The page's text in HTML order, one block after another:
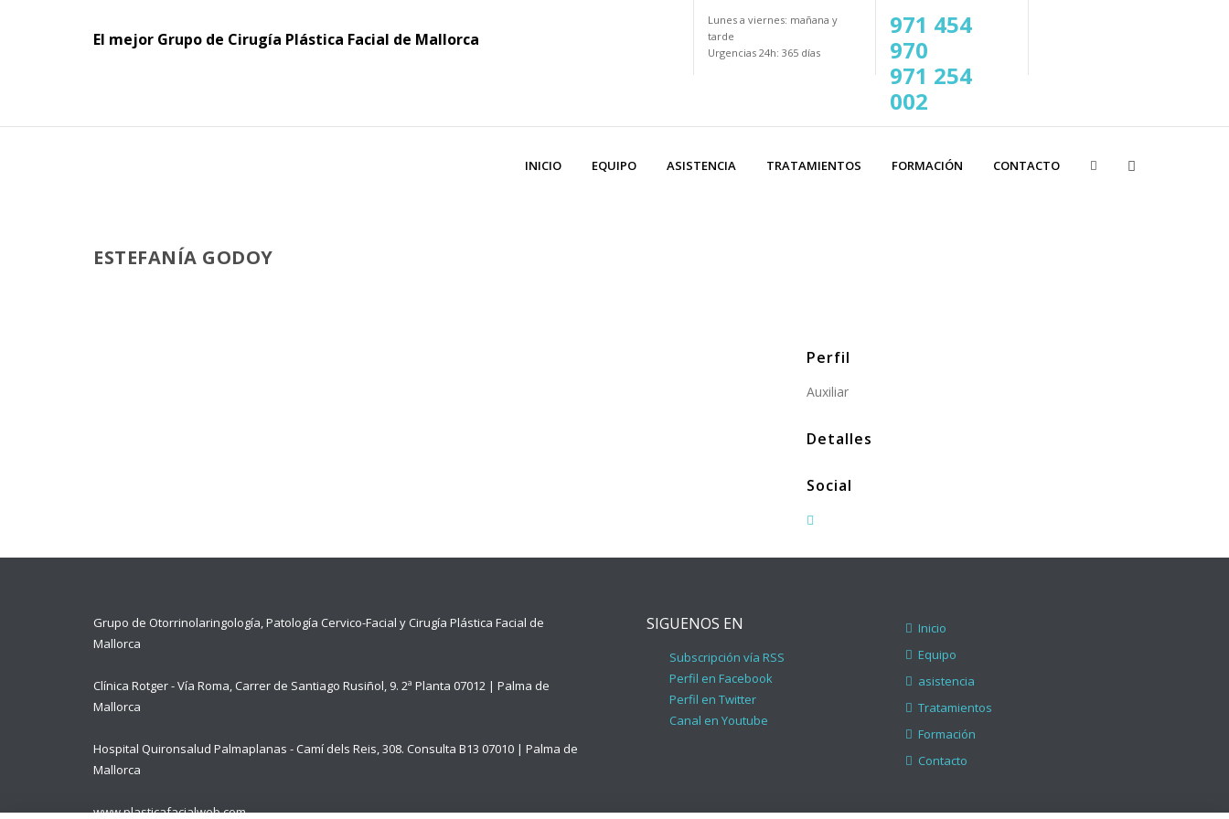
El mejor Grupo de Cirugía Plástica Facial de Mallorca
971 454
970
971 254
002
Lunes a viernes: mañana y
tarde
Urgencias 24h: 365 días
INICIO EQUIPO ASISTENCIA TRATAMIENTOS FORMACIÓN CONTACTO
ESTEFANÍA GODOY
Perfil
Auxiliar
Detalles
Social
Grupo de Otorrinolaringología, Patología Cervico-Facial y Cirugía Plástica Facial de
Mallorca
Clínica Rotger - Vía Roma, Carrer de Santiago Rusiñol, 9. 2ª Planta 07012 | Palma de
Mallorca
Hospital Quironsalud Palmaplanas - Camí dels Reis, 308. Consulta B13 07010 | Palma de
Mallorca
www.plasticafacialweb.com
SIGUENOS EN
Subscripción vía RSS
Perfil en Facebook
Perfil en Twitter
Canal en Youtube
Inicio
Equipo
asistencia
Tratamientos
Formación
Contacto